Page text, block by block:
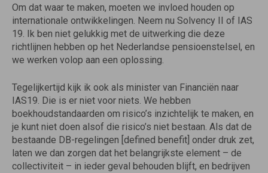
Om dat waar te maken, moeten we invloed houden op
internationale ontwikkelingen. Neem nu Solvency II of IAS
19. Ik ben niet gelukkig met de uitwerking die deze
richtlijnen hebben op het Nederlandse pensioenstelsel, en
we werken volop aan een oplossing.
Tegelijkertijd kijk ik ook als minister van Financiën naar
IAS19. Die is er niet voor niets. We hebben
boekhoudstandaarden om risico’s inzichtelijk te maken, en
je kunt niet doen alsof die risico’s niet bestaan. Als dat de
bestaande DB-regelingen [defined benefit] onder druk zet,
laten we dan zorgen dat het belangrijkste element – de
collectiviteit – in ieder geval behouden blijft, en bedrijven